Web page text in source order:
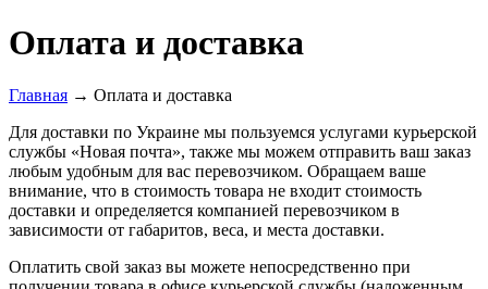
Оплата и доставка
Главная → Оплата и доставка
Для доставки по Украине мы пользуемся услугами курьерской
службы «Новая почта», также мы можем отправить ваш заказ
любым удобным для вас перевозчиком. Обращаем ваше
внимание, что в стоимость товара не входит стоимость
доставки и определяется компанией перевозчиком в
зависимости от габаритов, веса, и места доставки.
Оплатить свой заказ вы можете непосредственно при